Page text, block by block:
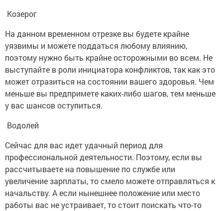
Козерог
На данном временном отрезке вы будете крайне
уязвимы и можете поддаться любому влиянию,
поэтому нужно быть крайне осторожными во всем. Не
выступайте в роли инициатора конфликтов, так как это
может отразиться на состоянии вашего здоровья. Чем
меньше вы предпримете каких-либо шагов, тем меньше
у вас шансов оступиться.
Водолей
Сейчас для вас идет удачный период для
профессиональной деятельности. Поэтому, если вы
рассчитываете на повышение по службе или
увеличение зарплаты, то смело можете отправляться к
начальству. А если нынешнее положение или место
работы вас не устраивает, то стоит поискать что-то